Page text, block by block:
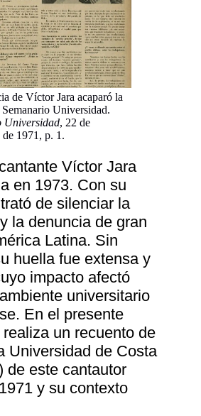
de Víctor Jara acaparó la
Universidad.
Universidad, 22 de
1971, p. 1.
Víctor Jara
en 1973. Con su
de silenciar la
la denuncia de gran
Latina. Sin
huella fue extensa y
impacto afectó
universitario
En el presente
un recuento de
Universidad de Costa
de este cantautor
y su contexto